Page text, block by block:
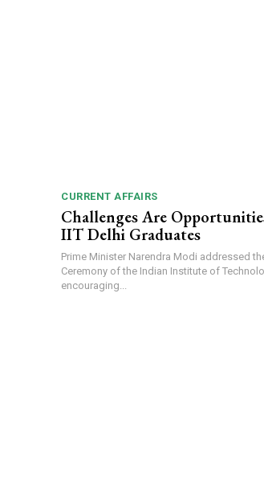
CURRENT AFFAIRS
Challenges Are
IIT Delhi Graduates
Prime Minister Narendra Modi addressed
Ceremony of the Indian Institute of
encouraging...